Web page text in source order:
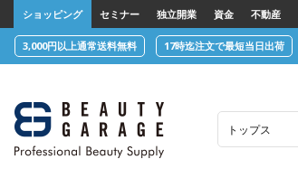
text.skipToContent
text.skipToNavigation
ショッピング セミナー 独立開業 資金 不動産
3,000円以上通常送料無料 17時迄注文で最短当日出荷
トップス